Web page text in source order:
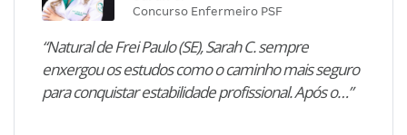
Concurso Enfermeiro PSF
“Natural de Frei Paulo (SE), Sarah C. sempre
enxergou os estudos como o caminho mais seguro
para conquistar estabilidade profissional. Após o…”